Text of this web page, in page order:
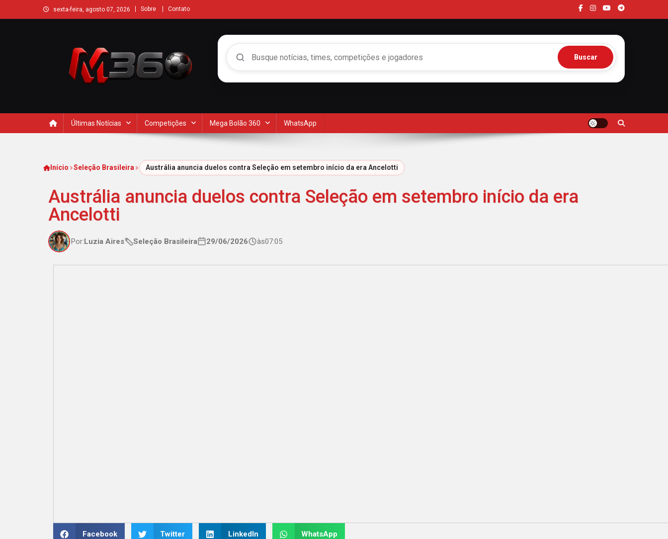
sexta-feira, agosto 07, 2026 Sobre Contato
Buscar no Mengão 360
Buscar
Últimas Notícias Competições Mega Bolão 360 WhatsApp
Início Seleção Brasileira Austrália anuncia duelos contra Seleção em setembro início da era Ancelotti
Austrália anuncia duelos contra Seleção em setembro início da era
Ancelotti
Por:Luzia Aires Seleção Brasileira 29/06/2026 às07:05
Facebook Twitter LinkedIn WhatsApp